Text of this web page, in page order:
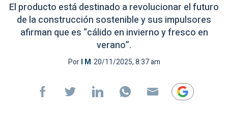
El producto está destinado a revolucionar el futuro
de la construcción sostenible y sus impulsores
afirman que es “cálido en invierno y fresco en
verano”.
PorI M 20/11/2025, 8:37 am